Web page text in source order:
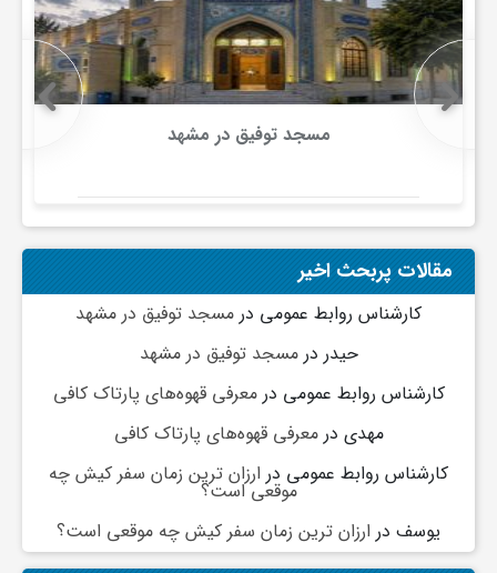
مسجد توفیق در مشهد
مقالات پربحث اخیر
کارشناس روابط عمومی در مسجد توفیق در مشهد
حیدر درمسجد توفیق در مشهد
کارشناس روابط عمومی درمعرفی قهوه‌های پارتاک کافی
مهدی درمعرفی قهوه‌های پارتاک کافی
کارشناس روابط عمومی در ارزان ترین زمان سفر کیش چه
موقعی است؟
یوسف در ارزان ترین زمان سفر کیش چه موقعی است؟